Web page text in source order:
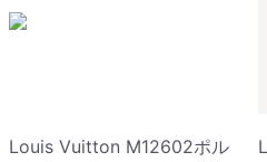
Louis Vuitton M12602ポル